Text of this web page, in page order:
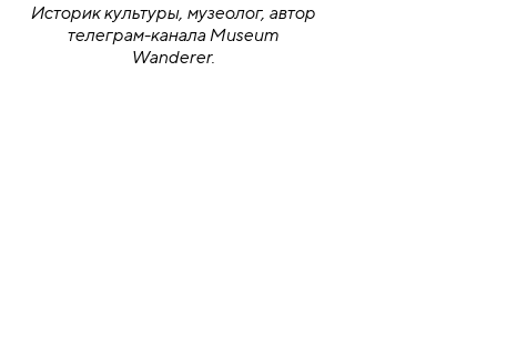
Историк культуры, музеолог, автор
телеграм-канала Museum
Wanderer.